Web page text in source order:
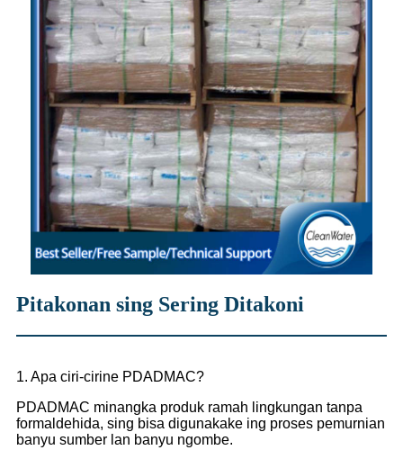
Pitakonan sing Sering Ditakoni
1. Apa ciri-cirine PDADMAC?
PDADMAC minangka produk ramah lingkungan tanpa
formaldehida, sing bisa digunakake ing proses pemurnian
banyu sumber lan banyu ngombe.